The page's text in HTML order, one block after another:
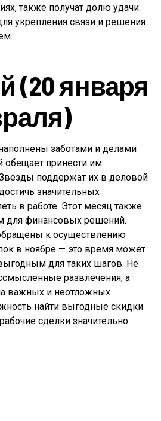
также получат долю удачи:
укрепления связи и решения
(20 января
заботами и делами
обещает принести им
поддержат их в деловой
значительных
в работе. Этот месяц также
для финансовых решений.
к осуществлению
в ноябре — это время может
для таких шагов. Не
развлечения, а
важных и неотложных
найти выгодные скидки
сделки значительно